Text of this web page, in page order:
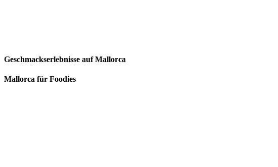
Geschmackserlebnisse auf Mallorca
Mallorca für Foodies